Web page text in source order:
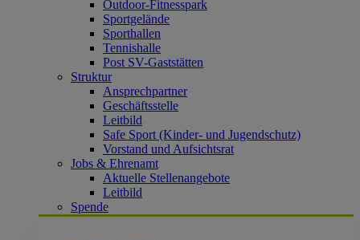
Outdoor-Fitnesspark
Sportgelände
Sporthallen
Tennishalle
Post SV-Gaststätten
Struktur
Ansprechpartner
Geschäftsstelle
Leitbild
Safe Sport (Kinder- und Jugendschutz)
Vorstand und Aufsichtsrat
Jobs & Ehrenamt
Aktuelle Stellenangebote
Leitbild
Spende